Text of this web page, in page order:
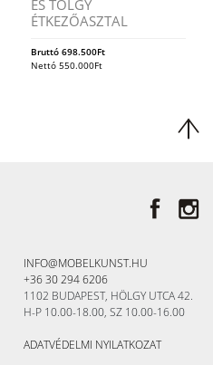
ÉS TÖLGY
ÉTKEZŐASZTAL
Bruttó698.500Ft
Nettó550.000Ft
INFO@MOBELKUNST.HU
+36 30 294 6206
1102 BUDAPEST, HÖLGY UTCA 42.
H-P 10.00-18.00, SZ 10.00-16.00
ADATVÉDELMI NYILATKOZAT